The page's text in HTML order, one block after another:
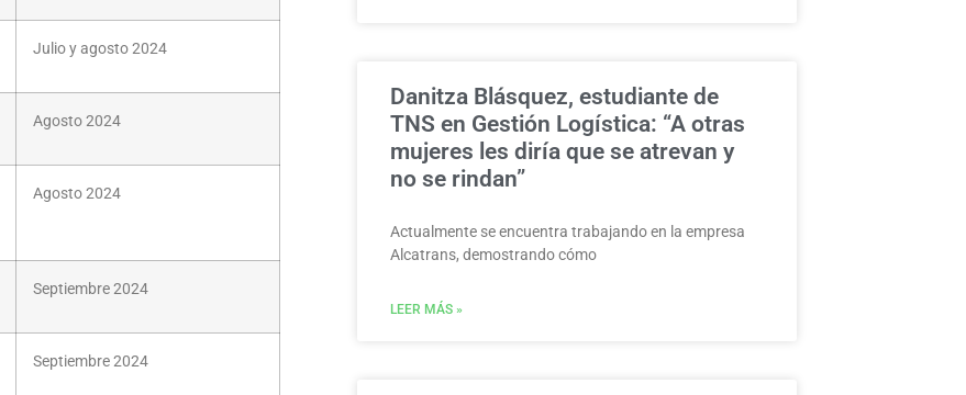
Julio y agosto 2024
Agosto 2024
Agosto 2024
Septiembre 2024
Septiembre 2024
Danitza Blásquez, estudiante de
TNS en Gestión Logística: “A otras
mujeres les diría que se atrevan y
no se rindan”
Actualmente se encuentra trabajando en la empresa
Alcatrans, demostrando cómo
LEER MÁS »